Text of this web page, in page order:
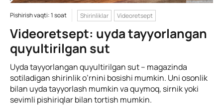
Pishirish vaqti: 1 soat Shirinliklar Videoretsept
Videoretsept: uyda tayyorlangan
quyultirilgan sut
Uyda tayyorlangan quyultirilgan sut – magazinda
sotiladigan shirinlik o’rnini bosishi mumkin. Uni osonlik
bilan uyda tayyorlash mumkin va quymoq, sirnik yoki
sevimli pishiriqlar bilan tortish mumkin.